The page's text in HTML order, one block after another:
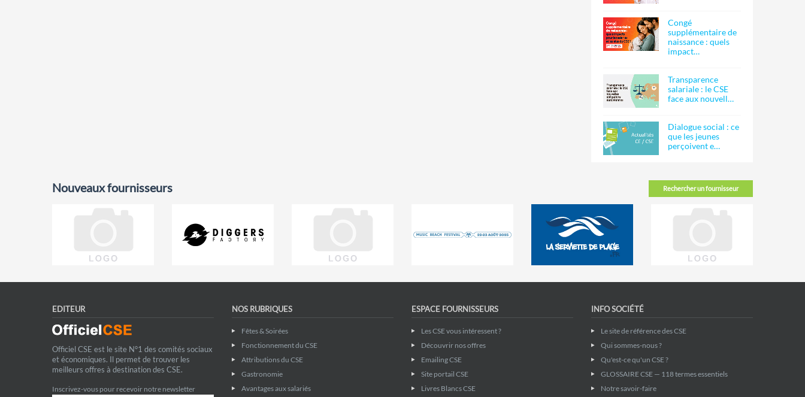
Congé
supplémentaire de
naissance : quels
impact…
Transparence
salariale : le CSE
face aux nouvell…
Dialogue social : ce
que les jeunes
perçoivent e…
Rechercher un fournisseur
Nouveaux fournisseurs
EDITEUR
Officiel CSE est le site N°1 des comités sociaux
et économiques. Il permet de trouver les
meilleurs offres à destination des CSE.
Inscrivez-vous pour recevoir notre newsletter
NOS RUBRIQUES
Fêtes & Soirées
Fonctionnement du CSE
Attributions du CSE
Gastronomie
Avantages aux salariés
ESPACE FOURNISSEURS
Les CSE vous intéressent ?
Découvrir nos offres
Emailing CSE
Site portail CSE
Livres Blancs CSE
INFO SOCIÉTÉ
Le site de référence des CSE
Qui sommes-nous ?
Qu'est-ce qu'un CSE ?
GLOSSAIRE CSE — 118 termes essentiels
Notre savoir-faire